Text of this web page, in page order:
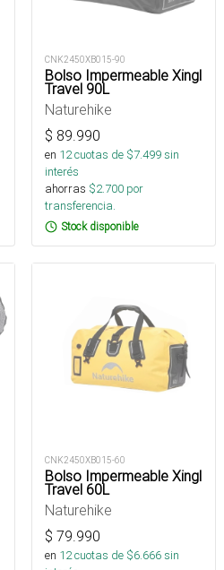
CNK2450XB015-90
Bolso Impermeable Xingl
Travel 90L
Naturehike
$ 89.990
en 12cuotas de $7.499sin
interés
ahorras $2.700 por
transferencia.
Stock disponible
CNK2450XB015-60
Bolso Impermeable Xingl
Travel 60L
Naturehike
$ 79.990
en 12cuotas de $6.666sin